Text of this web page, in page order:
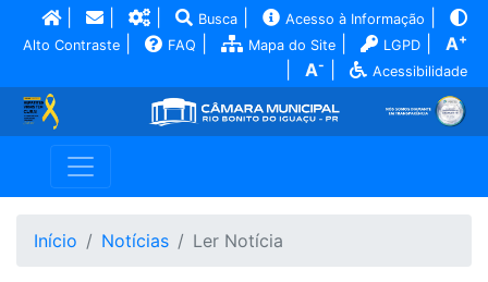
| Busca Acesso à Informação
Alto Contraste FAQ Mapa do Site LGPD A+
A- Acessibilidade
Início Notícias Ler Notícia